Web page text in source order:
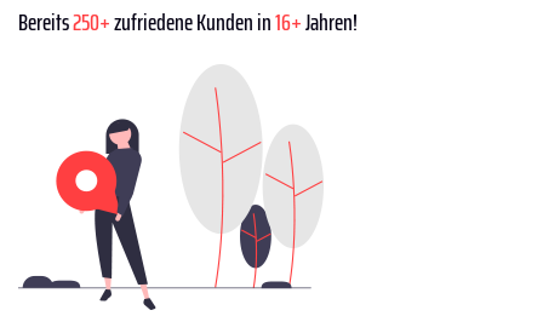
Bereits250+zufriedene Kunden in16+Jahren!